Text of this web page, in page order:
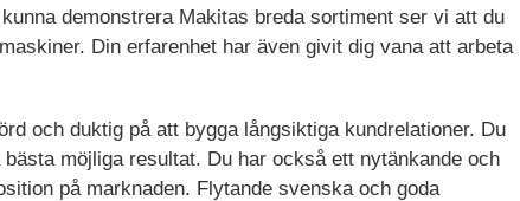
demonstrera Makitas breda sortiment ser vi att du
Din erfarenhet har även givit dig vana att arbeta
och duktig på att bygga långsiktiga kundrelationer. Du
möjliga resultat. Du har också ett nytänkande och
på marknaden. Flytande svenska och goda